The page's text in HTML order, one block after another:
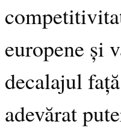
europene și
decalajul
adevărat